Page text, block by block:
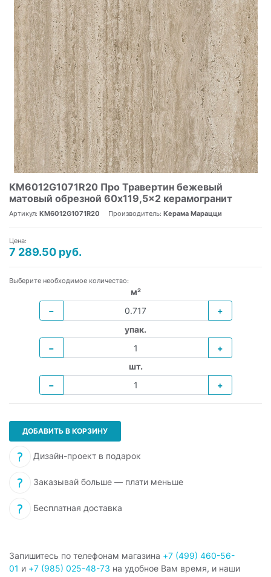
KM6012G1071R20 Про Травертин бежевый
матовый обрезной 60x119,5x2 керамогранит
Артикул: KM6012G1071R20 Производитель: Керама Марацци
Цена:
7 289.50 руб.
Выберите необходимое количество:
м²
−
+
упак.
−
+
шт.
−
+
ДОБАВИТЬ В КОРЗИНУ
Дизайн-проект в подарок
Заказывай больше — плати меньше
Бесплатная доставка
Запишитесь по телефонам магазина +7 (499) 460-56-
01 и +7 (985) 025-48-73 на удобное Вам время, и наши